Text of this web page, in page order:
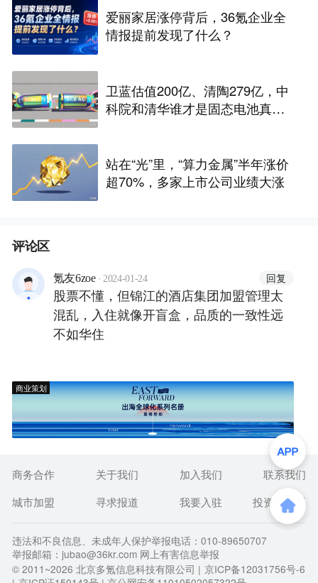
爱丽家居涨停背后，36氪企业全
情报提前发现了什么？
卫蓝估值200亿、清陶279亿，中
科院和清华谁才是固态电池真正
站在“光”里，“算力金属”半年涨价
超70%，多家上市公司业绩大涨
评论区
氪友6zoe · 2024-01-24 回复
股票不懂，但锦江的酒店集团加盟管理太
混乱，入住就像开盲盒，品质的一致性远
不如华住
商业策划
商务合作 关于我们 加入我们
联系我们
城市加盟
寻求报道 我要入驻 投资者关系
违法和不良信息、未成年人保护举报电话：010-89650707
举报邮箱：jubao@36kr.com 网上有害信息举报
© 2011~2026 北京多氪信息科技有限公司 | 京ICP备12031756号-6